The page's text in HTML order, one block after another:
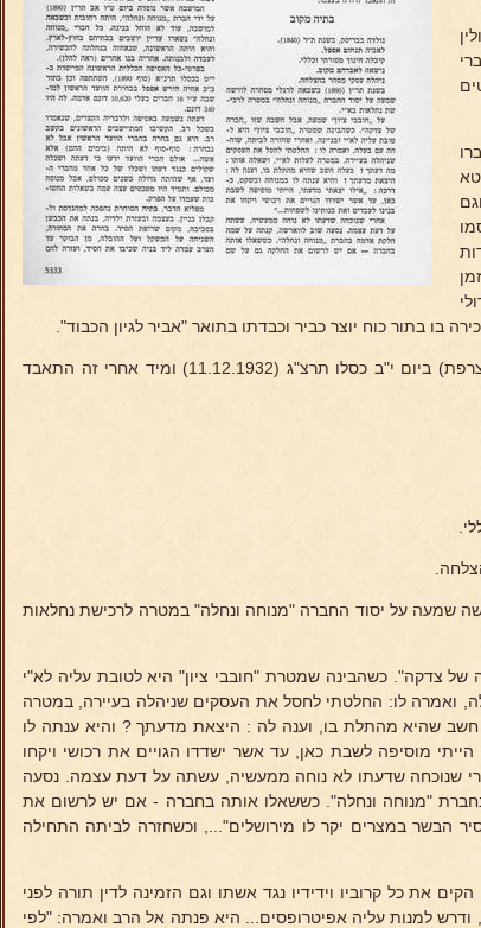
בתור כוח יוצר כביר וכבדתו בתואר "אביר לגיון הכבוד".
נרצח ע"י רוצח מטורף, אשר ירה בו בפריס (צרפת) ביום י"ב כסלו תרצ"ג (11.12.1932) ומיד אחרי זה התאבד
מסחרה לורשה שמעה על יסוד החברה "מנוחה ונחלה" במטרה לרכישת נחלאות
צדקה". כשהבינה שמטרת "חובבי ציון" היא לטובת עליה לא"י
ואמרה לו: החלטתי לחסל את העסקים שניהלה בעיירה, במטרה
שהיא מהתלת בו, וענה לה : היצאת מדעתך ? והיא ענתה לו
מוסיפה לשבת כאן, עד אשר ישדדו הגויים את רכושי ויקחו
שנוכחה שדעתו לא נוחה ממעשיה, עשתה על דעת עצמה. נסעה
"מנוחה ונחלה". כששאלו אותה בחברה - אם יש לרשום את
הבשר במצרים יקר לו מירושלים"..., וכשחזרה לביתה התחילה
את כל קרוביו וידידיו נגד אשתו וגם הזמינה לדין תורה לפני
למנות עליה אפיטרופסים... היא פנתה אל הרב ואמרה: "לפי